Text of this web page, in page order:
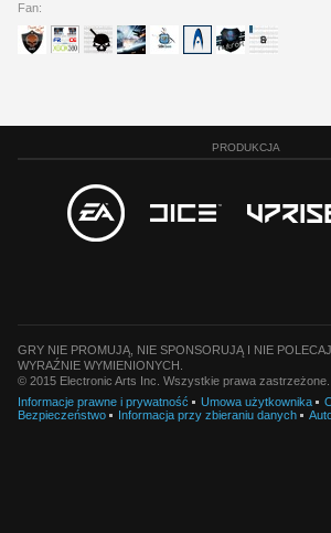
Fan:
PRODUKCJA
GRY NIE PROMUJĄ, NIE SPONSORUJĄ I NIE
WYRAŹNIE WYMIENIONYCH.
© 2015 Electronic Arts Inc. Wszystkie prawa
Informacje prawne i prywatność
Umowa użytkownika
Bezpieczeństwo
Informacja przy zbieraniu danych